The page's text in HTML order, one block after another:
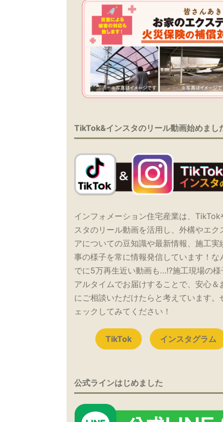
TikTok&インスタのリール動画始めまし
インフォメーション住宅産業は、TikTok
スタのリール動画を活用し、外構やエク
アについての豆知識や最新情報、施工実
事の様子を常に情報発信しています！な
でに5万再生近い動画も…!?施工現場の様
アルタイムでお届けすることで、安心＆
にご相談いただけたらと考えています。
ェックしてみてください！
TikTok インスタグラム
公式ラインはじめました